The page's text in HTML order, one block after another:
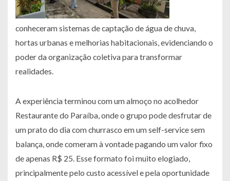
conheceram sistemas de captação de água de chuva,
hortas urbanas e melhorias habitacionais, evidenciando o
poder da organização coletiva para transformar
realidades.
A experiência terminou com um almoço no acolhedor
Restaurante do Paraíba, onde o grupo pode desfrutar de
um prato do dia com churrasco em um self-service sem
balança, onde comeram à vontade pagando um valor fixo
de apenas R$ 25. Esse formato foi muito elogiado,
principalmente pelo custo acessível e pela oportunidade